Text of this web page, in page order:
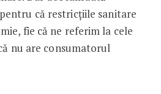
că restricțiile sanitare
fie că ne referim la cele
nu are consumatorul